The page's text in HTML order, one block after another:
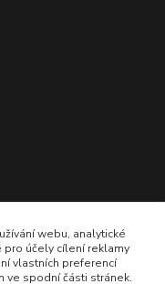
webu, analytické
pro účely cílení reklamy
vlastních preferencí
ve spodní části stránek.